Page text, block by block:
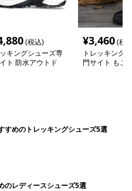
(税込)
キングシューズ専
ト 防水アウトド
¥3,460(税
トレッキング
門サイト もこ
すめのトレッキングシューズ5選
のレディースシューズ5選